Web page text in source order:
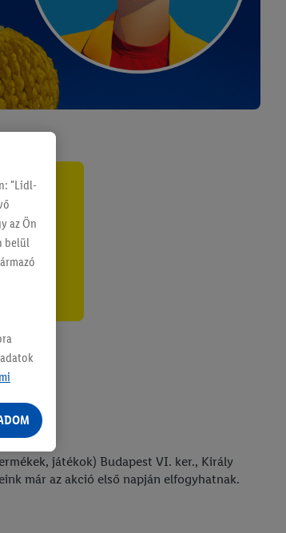
játékok) Budapest VI. ker., Király
már az akció első napján elfogyhatnak.
"Lidl-
az Ön
belül